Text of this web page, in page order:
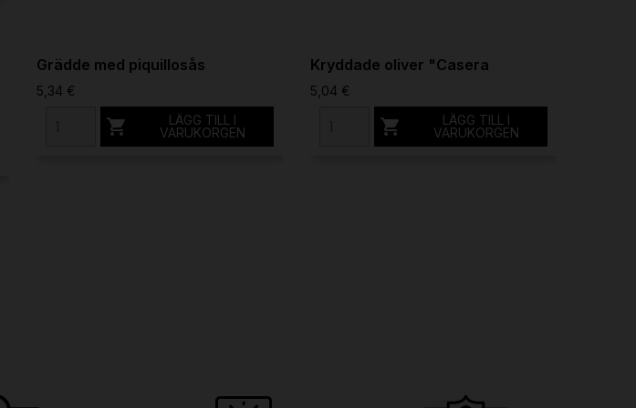
Grädde med piquillosås
5,34 €

LÄGG TILL I
VARUKORGEN
Kryddade oliver "Casera
5,04 €

LÄGG TILL I
VARUKORGEN